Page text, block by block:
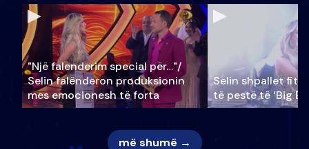
"Një falenderim special për…"/
Selin falënderon produksionin
mes emocionesh të forta
Selin shpallet
të pestë të ‘Big
më shumë →